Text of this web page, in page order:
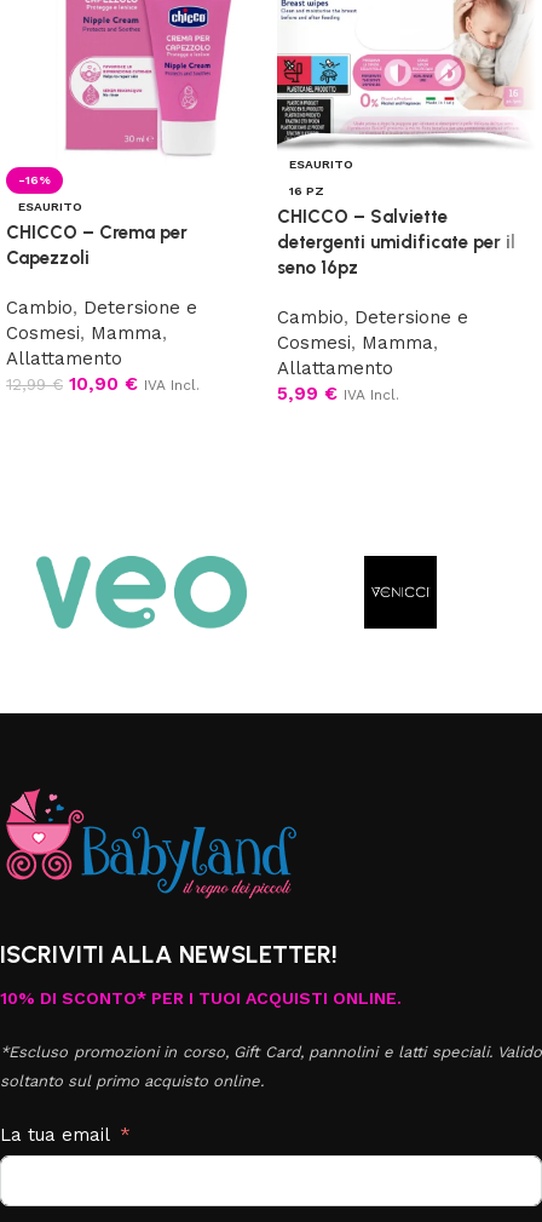
-16%
ESAURITO
CHICCO – Crema per
Capezzoli
Cambio, Detersione e
Cosmesi, Mamma,
Allattamento
12,99€ 10,90 € IVA Incl.
ESAURITO
16 PZ
CHICCO – Salviette
detergenti umidificate per il
seno 16pz
Cambio, Detersione e
Cosmesi, Mamma,
Allattamento
5,99 € IVA Incl.
ISCRIVITI ALLA NEWSLETTER!
10% DI SCONTO* PER I TUOI ACQUISTI ONLINE.
*Escluso promozioni in corso, Gift Card, pannolini e latti speciali. Valido
soltanto sul primo acquisto online.
La tua email